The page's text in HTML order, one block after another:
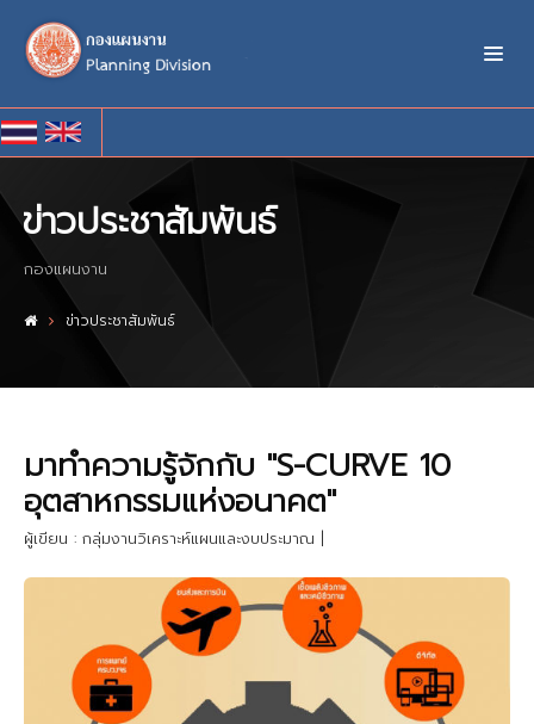
ข่าวประชาสัมพันธ์
กองแผนงาน
ข่าวประชาสัมพันธ์
มาทำความรู้จักกับ "S-CURVE 10
อุตสาหกรรมแห่งอนาคต"
ผู้เขียน : กลุ่มงานวิเคราะห์แผนและงบประมาณ |